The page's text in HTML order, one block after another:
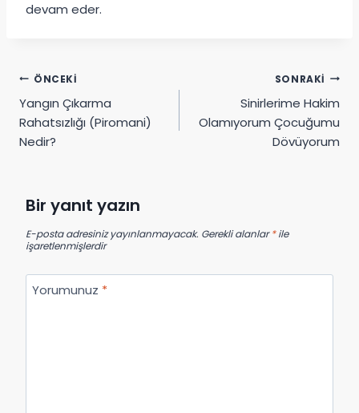
devam eder.
Yazı
gezinmesi
ÖNCEKI
Yangın Çıkarma
Rahatsızlığı (Piromani)
Nedir?
SONRAKI
Sinirlerime Hakim
Olamıyorum Çocuğumu
Dövüyorum
Bir yanıt yazın
E-posta adresiniz yayınlanmayacak. Gerekli alanlar*ile
işaretlenmişlerdir
Yorumunuz *